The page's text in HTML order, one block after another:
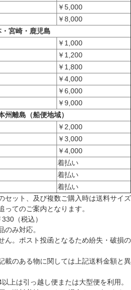
￥5,000
￥8,000
宮崎・鹿児島
￥1,000
￥1,200
￥1,800
￥4,000
￥6,000
￥9,000
州離島（船便地域）
￥2,000
￥3,000
￥4,000
着払い
着払い
着払い
セット、及び複数ご購入時は送料サイズ
てのご案内となります。
（税込）
み対応。
ん。ポスト投函となるため紛失・破損の
載のある物に関しては上記送料金額と異
上は引っ越し便または大型便を利用。